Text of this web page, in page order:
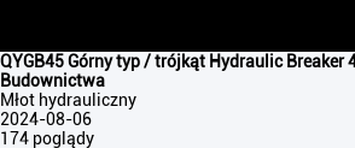
QYGB45 Górny typ / trójkąt Hydraulic Breaker
Budownictwa
Młot hydrauliczny
2024-08-06
174 poglądy